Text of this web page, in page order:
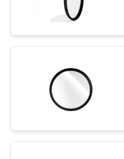
SITEMAP
PRIVACY